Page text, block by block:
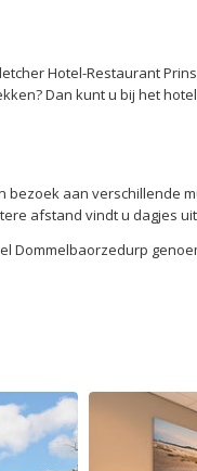
Hotel-Restaurant
Dan kunt u bij het
aan verschillende
afstand vindt u dagjes
Dommelbaorzedurp